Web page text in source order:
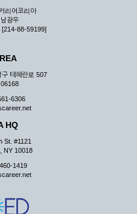
리어코리아
광우
[214-88-59199]
구 테헤란로 507
6306
HQ
St. #1121
NY 10018
1419